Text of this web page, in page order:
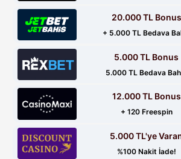
20.000 TL Bonus
+ 5.000 TL Bedava
5.000 TL Bonus
5.000 TL Bedava
12.000 TL Bonus
+ 120 Freespin
5.000 TL'ye
%100 Nakit İade!